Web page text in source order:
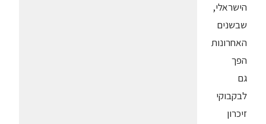
הישראלי,
שבשנים
האחרונות
הפך
גם
לבקבוקי
זיכרון